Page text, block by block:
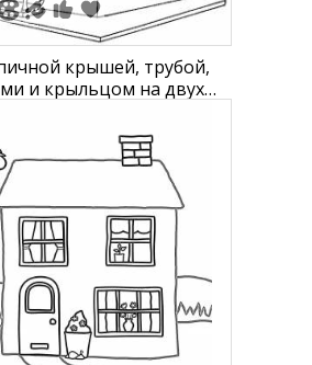
крышей, трубой,
и крыльцом на двух